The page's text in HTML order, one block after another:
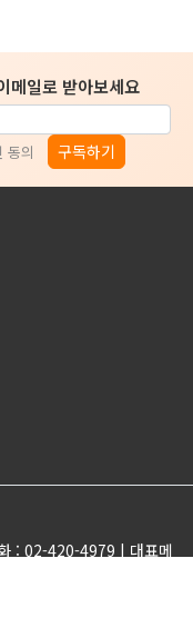
메일로 받아보세요
동의 구독하기
: 02-420-4979 | 대표메